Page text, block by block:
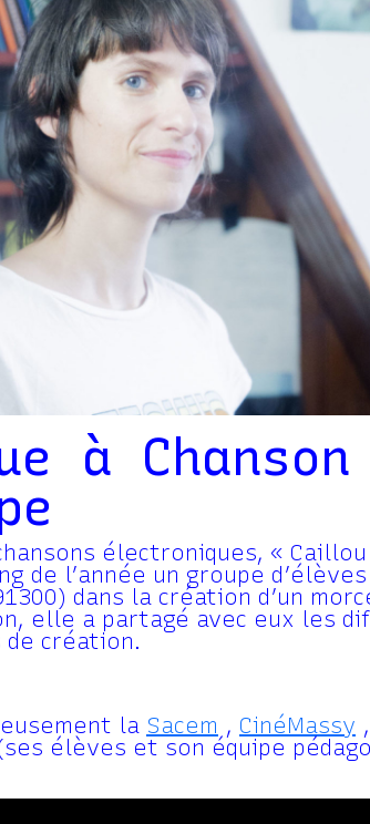
à Chanson
électroniques, « Caillou
de l’année un groupe
dans la création d’un
elle a partagé avec eux les
de création.
la Sacem , CinéMassy ,
élèves et son équipe